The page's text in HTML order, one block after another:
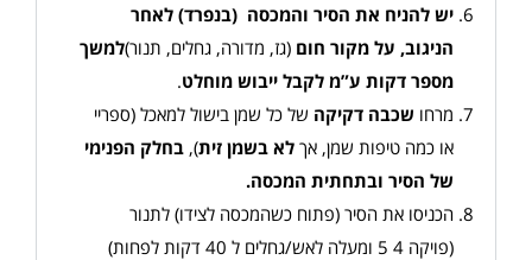
יש להניח את הסיר והמכסה (בנפרד) לאחר
הניגוב, על מקור חום (גז, מדורה, גחלים, תנור)למשך
מספר דקות ע”מ לקבל ייבוש מוחלט.
מרחו שכבה דקיקה של כל שמן בישול למאכל (ספריי
או כמה טיפות שמן, אך לא בשמן זית), בחלק הפנימי
של הסיר ובתחתית המכסה.
הכניסו את הסיר (פתוח כשהמכסה לצידו) לתנור
(פויקה 5 4 ומעלה לאש/גחלים ל 40 דקות לפחות)